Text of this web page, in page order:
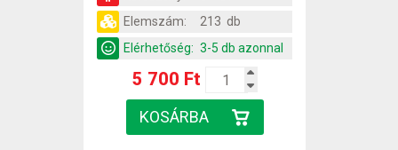
Elemszám:
213 db
Elérhetőség: 3-5 db azonnal
5 700 Ft